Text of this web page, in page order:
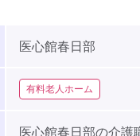
医心館春日部
有料老人ホーム
医心館春日部の介護